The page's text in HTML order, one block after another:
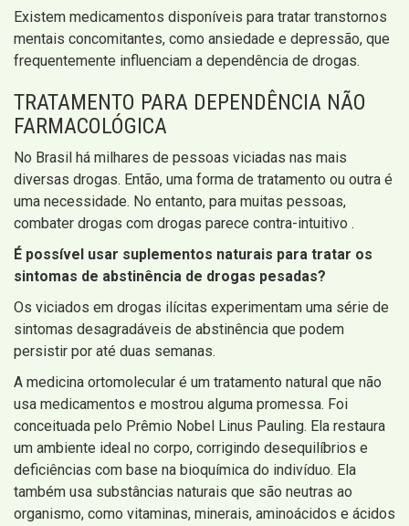
Existem medicamentos disponíveis para tratar transtornos
mentais concomitantes, como ansiedade e depressão, que
frequentemente influenciam a dependência de drogas.
TRATAMENTO PARA DEPENDÊNCIA NÃO
FARMACOLÓGICA
No Brasil há milhares de pessoas viciadas nas mais
diversas drogas. Então, uma forma de tratamento ou outra é
uma necessidade. No entanto, para muitas pessoas,
combater drogas com drogas parece contra-intuitivo .
É possível usar suplementos naturais para tratar os
sintomas de abstinência de drogas pesadas?
Os viciados em drogas ilícitas experimentam uma série de
sintomas desagradáveis ​​de abstinência que podem
persistir por até duas semanas.
A medicina ortomolecular é um tratamento natural que não
usa medicamentos e mostrou alguma promessa. Foi
conceituada pelo Prêmio Nobel Linus Pauling. Ela restaura
um ambiente ideal no corpo, corrigindo desequilíbrios e
deficiências com base na bioquímica do indivíduo. Ela
também usa substâncias naturais que são neutras ao
organismo, como vitaminas, minerais, aminoácidos e ácidos